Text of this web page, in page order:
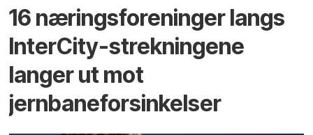
16 næringsforeninger langs
InterCity-strekningene
langer ut mot
jernbaneforsinkelser